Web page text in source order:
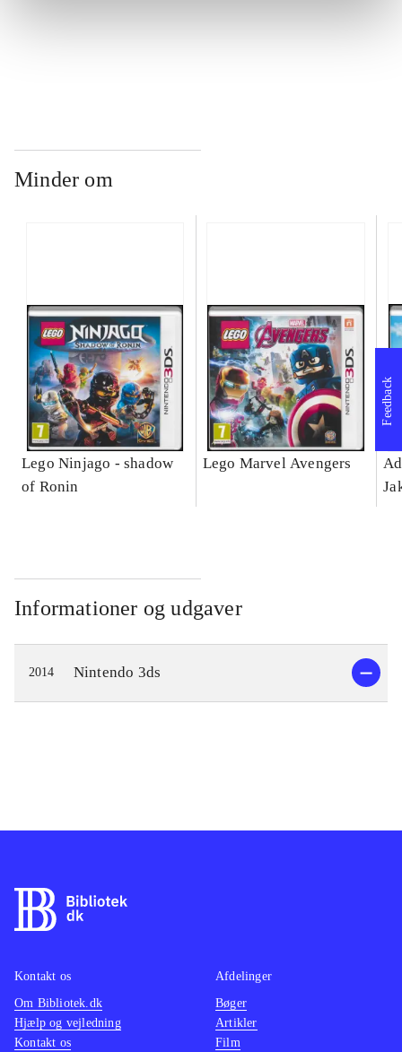
Minder om
Lego Ninjago - shadow
of Ronin
Lego Marvel Avengers
Informationer og udgaver
2014 Nintendo 3ds
Feedback
Kontakt os
Om Bibliotek.dk
Hjælp og vejledning
Kontakt os
Afdelinger
Bøger
Artikler
Film